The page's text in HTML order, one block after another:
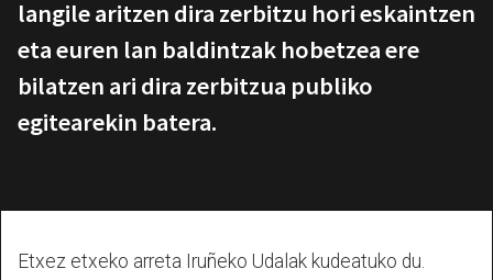
langile aritzen dira zerbitzu hori eskaintzen
eta euren lan baldintzak hobetzea ere
bilatzen ari dira zerbitzua publiko
egitearekin batera.
Etxez etxeko arreta Iruñeko Udalak kudeatuko du.